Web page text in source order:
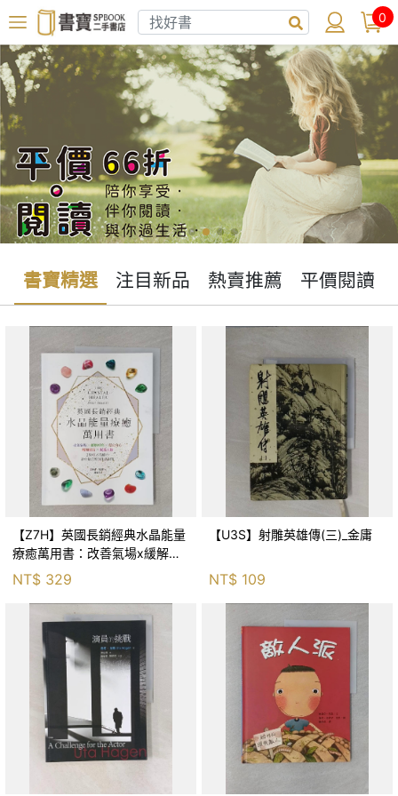
0
書寶精選 注目新品 熱賣推薦 平價閱讀
【Z7H】英國長銷經典水晶能量
療癒萬用書：改善氣場x緩解疼
痛x穩定身心x增加財富x促進人
緣，250種水晶礦石給你最完整
的生活對策_菲利
NT$ 329
【U3S】射雕英雄傳(三)_金庸
NT$ 109